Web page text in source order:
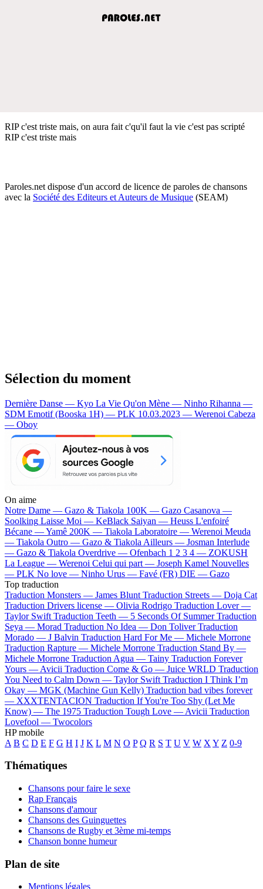
RIP c'est triste mais, on aura fait c'qu'il faut la vie c'est pas scripté
RIP c'est triste mais
Paroles.net dispose d'un accord de licence de paroles de chansons
avec la Société des Editeurs et Auteurs de Musique (SEAM)
Sélection du moment
Dernière Danse — Kyo La Vie Qu'on Mène — Ninho Rihanna —
SDM Emotif (Booska 1H) — PLK 10.03.2023 — Werenoi Cabeza
— Oboy
On aime
Notre Dame — Gazo & Tiakola 100K — Gazo Casanova —
Soolking Laisse Moi — KeBlack Saiyan — Heuss L'enfoiré
Bécane —Yamê 200K — Tiakola Laboratoire — Werenoi Meuda
— Tiakola Outro — Gazo & Tiakola Ailleurs — Josman Interlude
— Gazo & Tiakola Overdrive — Ofenbach 1 2 3 4 — ZOKUSH
La League — Werenoi Celui qui part — Joseph Kamel Nouvelles
— PLK No love — Ninho Urus — Favé (FR) DIE — Gazo
Top traduction
Traduction Monsters — James Blunt Traduction Streets — Doja Cat
Traduction Drivers license — Olivia Rodrigo Traduction Lover —
Taylor Swift Traduction Teeth — 5 Seconds Of Summer Traduction
Seya — Morad Traduction No Idea — Don Toliver Traduction
Morado — J Balvin Traduction Hard For Me — Michele Morrone
Traduction Rapture — Michele Morrone Traduction Stand By —
Michele Morrone Traduction Agua — Tainy Traduction Forever
Yours — Avicii Traduction Come & Go — Juice WRLD Traduction
You Need to Calm Down — Taylor Swift Traduction I Think I’m
Okay — MGK (Machine Gun Kelly) Traduction bad vibes forever
— XXXTENTACION Traduction If You're Too Shy (Let Me
Know) — The 1975 Traduction Tough Love — Avicii Traduction
Lovefool — Twocolors
HP mobile
A B C D E F G H I J K L M N O P Q R S T U V W X Y Z 0-9
Thématiques
Chansons pour faire le sexe
Rap Français
Chansons d'amour
Chansons des Guinguettes
Chansons de Rugby et 3ème mi-temps
Chanson bonne humeur
Plan de site
Mentions légales